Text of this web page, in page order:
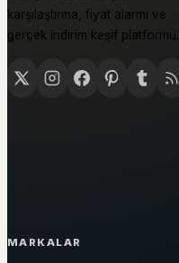
karşılaştırma, fiyat alarmı ve
gerçek indirim keşif platformu.
MARKALAR